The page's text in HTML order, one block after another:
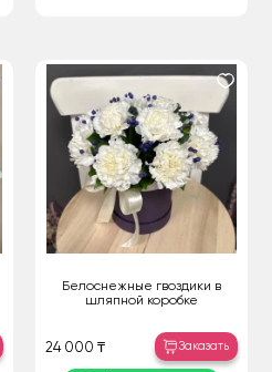
Белоснежные гвоздики в
шляпной коробке
24 000 ₸ Заказать